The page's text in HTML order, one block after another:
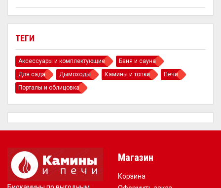
ТЕГИ
Аксессуары и комплектующие
Баня и сауна
Для сада
Дымоходы Камины и топки
Печи
Порталы и облицовка
Магазин
Корзина